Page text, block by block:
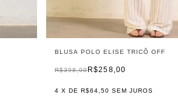
BLUSA POLO ELISE TRICÔ OFF
R$258,00
R$398,00
4 X DE R$64,50 SEM JUROS